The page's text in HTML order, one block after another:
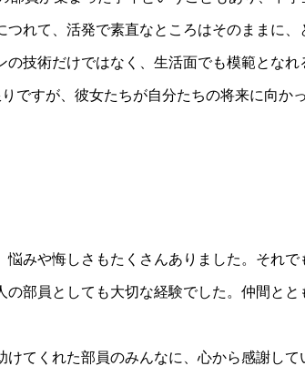
れて、活発で素直なところはそのままに、
技術だけではなく、生活面でも模範となれ
ですが、彼女たちが自分たちの将来に向か
みや悔しさもたくさんありました。それで
部員としても大切な経験でした。仲間とと
てくれた部員のみんなに、心から感謝して